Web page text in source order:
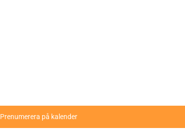
Prenumerera på kalender